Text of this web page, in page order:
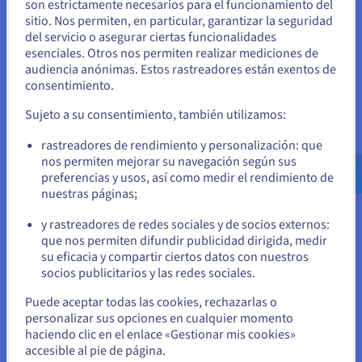
Flexibilidad
ofrecer una respuesta adaptada a las necesidades de sus
almacenamiento o cambie el tamaño de la memoria RAM.
También es posible desplegar un servidor dedicado de
nuestra gamaStorageo cualquiera de nuestrosservidores a
precio reducidocon hardware reacondicionado y la mejor
relación rendimiento-precio.
Seguridad
Con una CPU AMD, sus datos empresariales críticos estarán
protegidos gracias a las funcionalidades punteras en materia
Parece que está ubicado en Estados
Unidos
Si quiere hacer un pedido desde Estados Unidos, deberá buscar
el sitio web adecuado y crear una cuenta.
us.ovhcloud.com/bare-metal Inglés USD - $
Permanezca en el sitio web actual
son estrictamente necesarios para el funcionamiento del
sitio. Nos permiten, en particular, garantizar la seguridad
del servicio o asegurar ciertas funcionalidades
esenciales. Otros nos permiten realizar mediciones de
audiencia anónimas. Estos rastreadores están exentos de
consentimiento.
Sujeto a su consentimiento, también utilizamos:
rastreadores de rendimiento y personalización: que
nos permiten mejorar su navegación según sus
preferencias y usos, así como medir el rendimiento de
nuestras páginas;
y rastreadores de redes sociales y de socios externos:
que nos permiten difundir publicidad dirigida, medir
su eficacia y compartir ciertos datos con nuestros
socios publicitarios y las redes sociales.
Puede aceptar todas las cookies, rechazarlas o
personalizar sus opciones en cualquier momento
haciendo clic en el enlace «Gestionar mis cookies»
accesible al pie de página.